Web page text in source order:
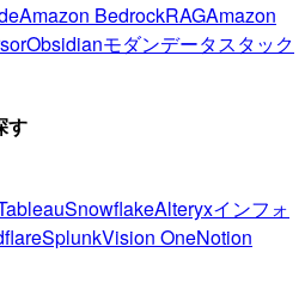
Amazon BedrockRAGAmazon
Obsidianモダンデータスタック
す
SnowflakeAlteryxインフォ
SplunkVision OneNotion